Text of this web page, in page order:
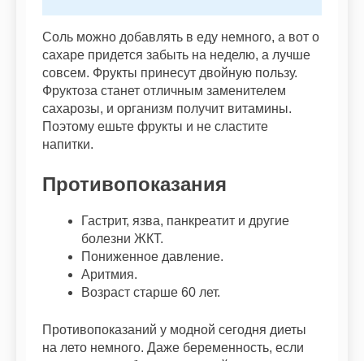
Соль можно добавлять в еду немного, а вот о
сахаре придется забыть на неделю, а лучше
совсем. Фрукты принесут двойную пользу.
Фруктоза станет отличным заменителем
сахарозы, и организм получит витамины.
Поэтому ешьте фрукты и не сластите
напитки.
Противопоказания
Гастрит, язва, панкреатит и другие
болезни ЖКТ.
Пониженное давление.
Аритмия.
Возраст старше 60 лет.
Противопоказаний у модной сегодня диеты
на лето немного. Даже беременность, если